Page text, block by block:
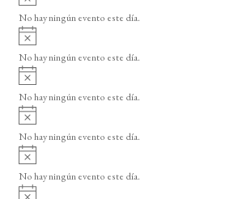
o
v
i
o
No hay ningún evento este día.
A
v
i
o
No hay ningún evento este día.
A
v
i
o
No hay ningún evento este día.
A
v
i
o
No hay ningún evento este día.
A
v
i
No hay ningún evento este día.
A